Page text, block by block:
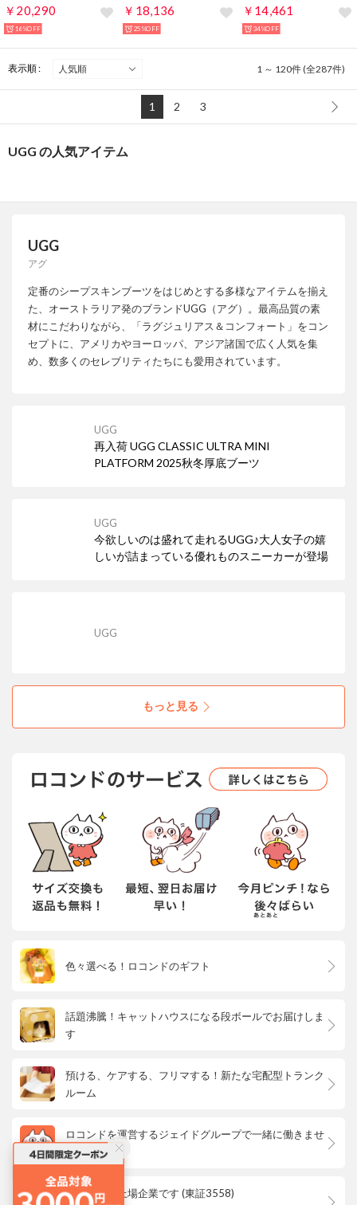
￥20,290
16%OFF
￥18,136
25%OFF
￥14,461
34%OFF
表示順 : 1 ～ 120件 (全287件)
1 2 3
UGG の人気アイテム
UGG
アグ
定番のシープスキンブーツをはじめとする多様なアイテムを揃え
た、オーストラリア発のブランドUGG（アグ）。最高品質の素
材にこだわりながら、「ラグジュリアス＆コンフォート」をコン
セプトに、アメリカやヨーロッパ、アジア諸国で広く人気を集
め、数多くのセレブリティたちにも愛用されています。
UGG
再入荷 UGG CLASSIC ULTRA MINI
PLATFORM 2025秋冬厚底ブーツ
UGG
今欲しいのは盛れて走れるUGG♪大人女子の嬉
しいが詰まっている優れものスニーカーが登場
UGG
もっと見る
色々選べる！ロコンドのギフト
話題沸騰！キャットハウスになる段ボールでお届けしま
す
預ける、ケアする、フリマする！新たな宅配型トランク
ルーム
ロコンドを運営するジェイドグループで一緒に働きませ
んか？
ロコンドは上場企業です (東証3558)